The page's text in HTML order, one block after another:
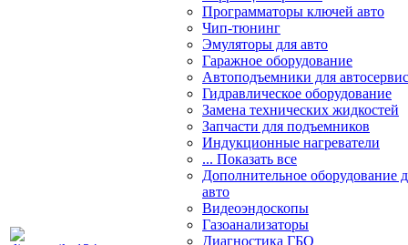
Программаторы ключей авто
Чип-тюнинг
Эмуляторы для авто
Гаражное оборудование
Автоподъемники для
Гидравлическое оборудование
Замена технических жидкостей
Запчасти для подъемников
Индукционные нагреватели
... Показать все
Дополнительное оборудование
авто
Видеоэндоскопы
Газоанализаторы
Диагностика ГБО